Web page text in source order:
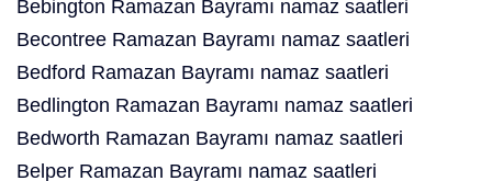
Bebington Ramazan Bayramı namaz saatleri
Becontree Ramazan Bayramı namaz saatleri
Bedford Ramazan Bayramı namaz saatleri
Bedlington Ramazan Bayramı namaz saatleri
Bedworth Ramazan Bayramı namaz saatleri
Belper Ramazan Bayramı namaz saatleri